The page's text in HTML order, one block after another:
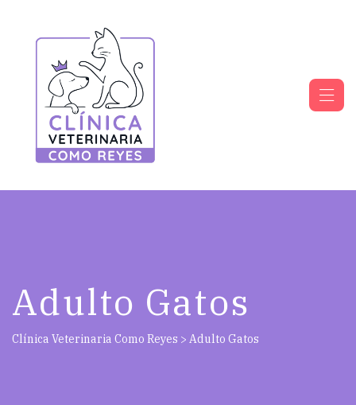
Adulto Gatos
Clínica Veterinaria Como Reyes > Adulto Gatos